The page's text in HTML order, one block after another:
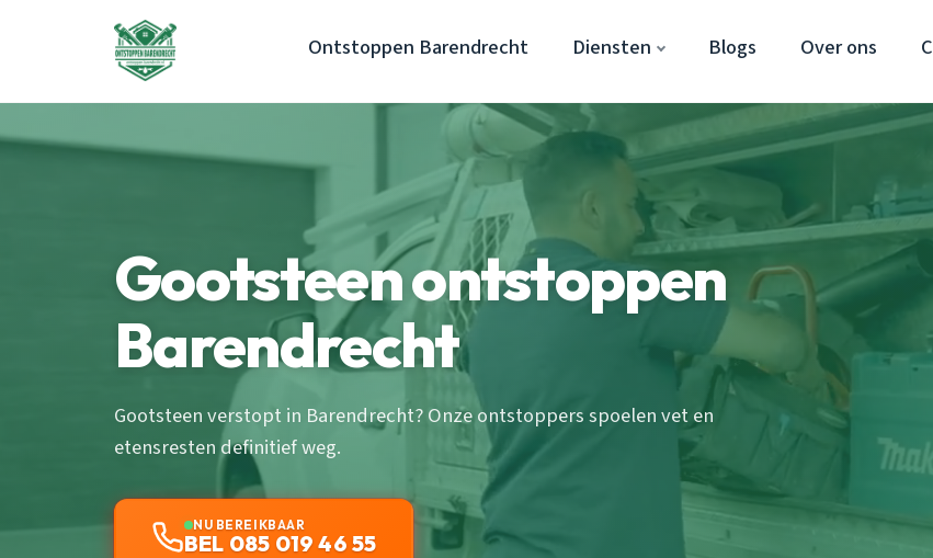
Ontstoppen Barendrecht Diensten Blogs Over ons
Gootsteen ontstoppen
Barendrecht
Gootsteen verstopt in Barendrecht? Onze ontstoppers spoelen vet en
etensresten definitief weg.
NU BEREIKBAAR
BEL 085 019 46 55